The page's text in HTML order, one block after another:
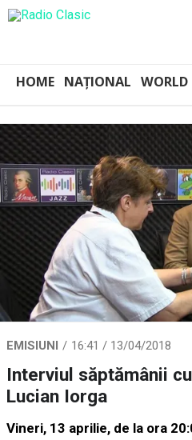
HOME NAȚIONAL WORLD
EMISIUNI 16:41 / 13/04/2018
Interviul săptămânii
Lucian Iorga
Vineri, 13 aprilie, de la ora